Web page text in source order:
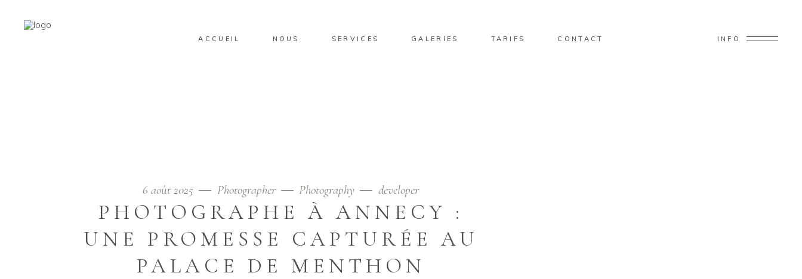
ACCUEIL NOUS SERVICES GALERIES TARIFS CONTACT INFO
6 août 2025 Photographer Photography developer
PHOTOGRAPHE À ANNECY :
UNE PROMESSE CAPTURÉE AU
PALACE DE MENTHON